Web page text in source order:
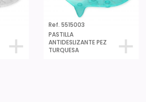
Ref. 5515003
PASTILLA
ANTIDESLIZANTE PEZ
TURQUESA